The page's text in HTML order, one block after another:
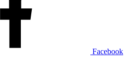
Facebook